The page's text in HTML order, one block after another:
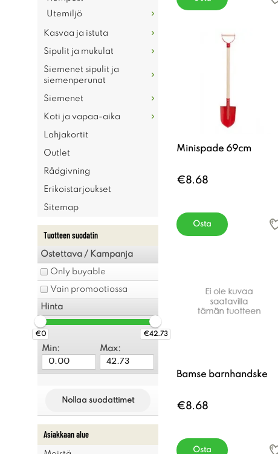
Utemiljö
Kasvaa ja istuta
Sipulit ja mukulat
Siemenet sipulit ja
siemenperunat
Siemenet
Koti ja vapaa-aika
Lahjakortit
Outlet
Rådgivning
Erikoistarjoukset
Sitemap
Tuotteen suodatin
Ostettava / Kampanja
Only buyable
Vain promootiossa
Hinta
€0 €42.73
Min: Max:
Nollaa suodattimet
Asiakkaan alue
Minispade 69cm
€8.68
Osta
Bamse barnhandske
€8.68
Osta